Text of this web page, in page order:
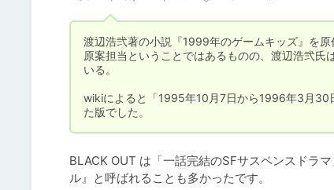
渡辺浩弐著の小説『1999年のゲームキッズ』を原
原案担当ということではあるものの、渡辺浩弐
いる。
wikiによると「1995年10月7日から1996年3月30
た版でした。
BLACK OUT は「一話完結のSFサスペンスドラ
ル』と呼ばれることも多かったです。